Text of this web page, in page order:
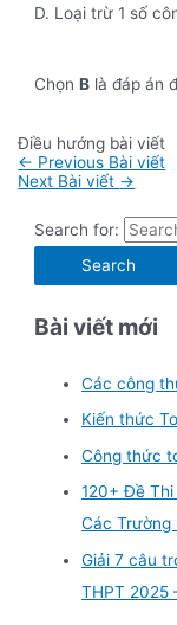
D. Loại trừ 1 số
ChọnB là đáp án
Điều hướng bài viết
← Previous Bài viết
Next Bài viết →
Search for:
Bài viết mới
Các công
Kiến thức
Công thức
120+ Đề Thi
Các Trường
Giải 7 câu
THPT 2025